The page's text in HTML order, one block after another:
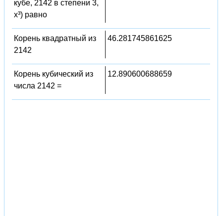
кубе, 2142 в степени 3,
x³) равно
Корень квадратный из
2142
46.281745861625
Корень кубический из
числа 2142 =
12.890600688659